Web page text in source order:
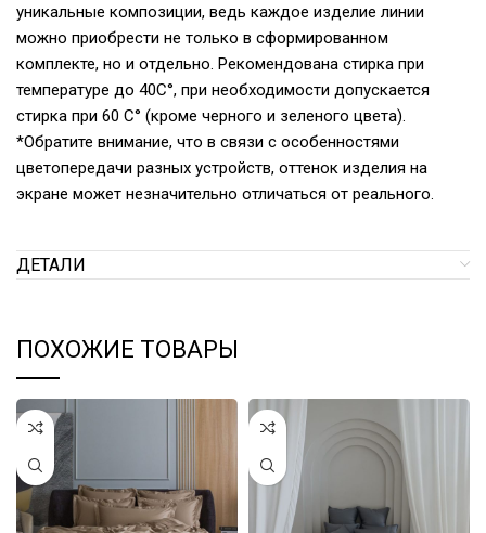
уникальные композиции, ведь каждое изделие линии
можно приобрести не только в сформированном
комплекте, но и отдельно. Рекомендована стирка при
температуре до 40С°, при необходимости допускается
стирка при 60 С° (кроме черного и зеленого цвета).
*Обратите внимание, что в связи с особенностями
цветопередачи разных устройств, оттенок изделия на
экране может незначительно отличаться от реального.
ДЕТАЛИ
ПОХОЖИЕ ТОВАРЫ